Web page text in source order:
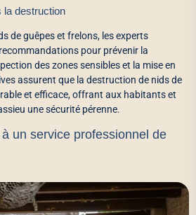
la destruction
de guêpes et frelons, les experts
pour prévenir la
des zones sensibles et la mise en
assurent que la destruction de nids de
et efficace, offrant aux habitants et
une sécurité pérenne.
un service professionnel de